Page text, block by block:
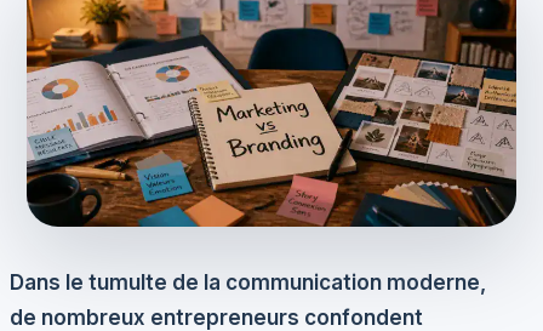
Dans le tumulte de la communication moderne,
de nombreux entrepreneurs confondent